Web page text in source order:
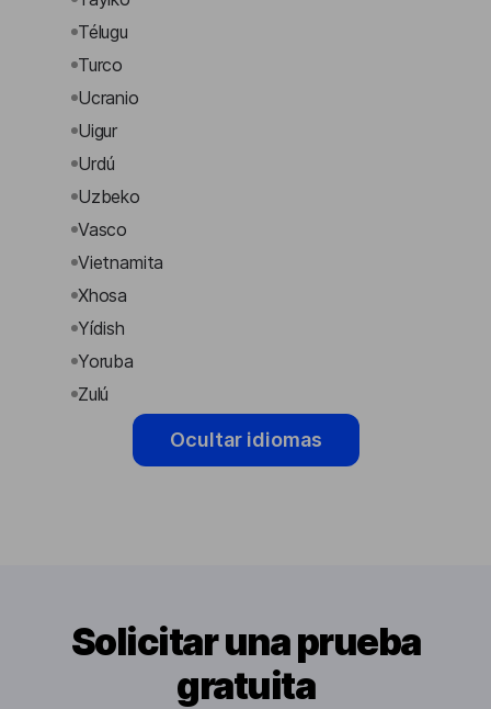
Télugu
Turco
Ucranio
Uigur
Urdú
Uzbeko
Vasco
Vietnamita
Xhosa
Yídish
Yoruba
Zulú
Ocultar idiomas
Solicitar una prueba
gratuita